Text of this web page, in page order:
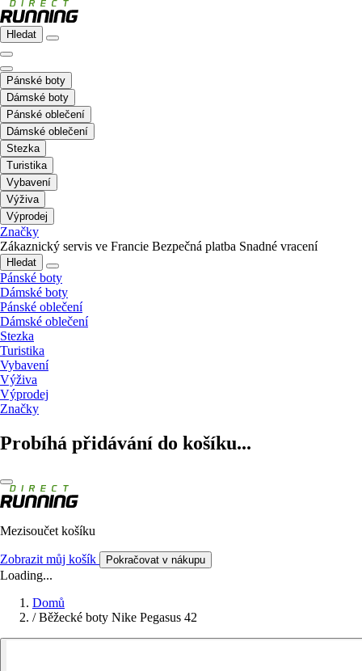
Hledat
Pánské boty
Dámské boty
Pánské oblečení
Dámské oblečení
Stezka
Turistika
Vybavení
Výživa
Výprodej
Značky
Zákaznický servis ve Francie Bezpečná platba Snadné vracení
Hledat
Pánské boty
Dámské boty
Pánské oblečení
Dámské oblečení
Stezka
Turistika
Vybavení
Výživa
Výprodej
Značky
Probíhá přidávání do košíku...
Mezisoučet košíku
Zobrazit můj košík Pokračovat v nákupu
Loading...
Domů
/ Běžecké boty Nike Pegasus 42